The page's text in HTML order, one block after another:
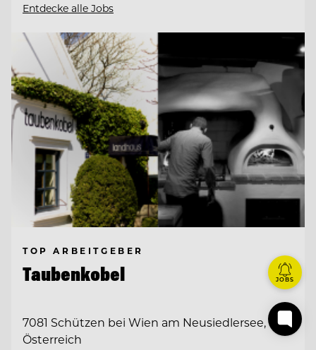
Entdecke alle Jobs
TOP ARBEITGEBER
Taubenkobel
7081 Schützen bei Wien am Neusiedlersee,
Österreich
JOBS